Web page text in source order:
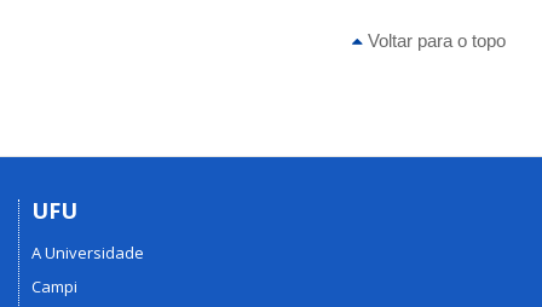
Voltar para o topo
UFU
A Universidade
Campi